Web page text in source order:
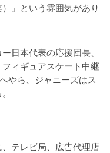
』という雰囲気があり
日本代表の応援団長、
ィギュアスケート中継
やら、ジャニーズはス
、テレビ局、広告代理店